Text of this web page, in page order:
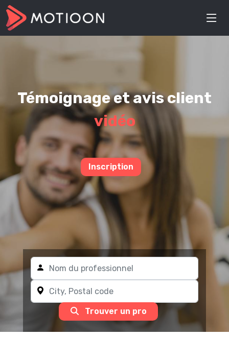
Témoignage et avis client
vidéo
Inscription
Trouver un pro